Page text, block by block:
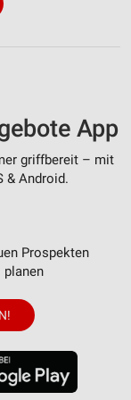
App
griffbereit – mit
& Android.
Prospekten